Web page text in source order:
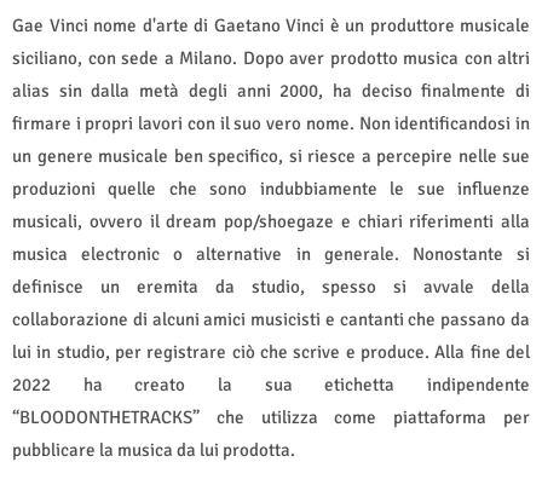
Gae Vinci nome d'arte di Gaetano Vinci è un produttore musicale
siciliano, con sede a Milano. Dopo aver prodotto musica con altri
alias sin dalla metà degli anni 2000, ha deciso finalmente di
firmare i propri lavori con il suo vero nome. Non identificandosi in
un genere musicale ben specifico, si riesce a percepire nelle sue
produzioni quelle che sono indubbiamente le sue influenze
musicali, ovvero il dream pop/shoegaze e chiari riferimenti alla
musica electronic o alternative in generale. Nonostante si
definisce un eremita da studio, spesso si avvale della
collaborazione di alcuni amici musicisti e cantanti che passano da
lui in studio, per registrare ciò che scrive e produce. Alla fine del
2022 ha creato la sua etichetta indipendente
“BLOODONTHETRACKS” che utilizza come piattaforma per
pubblicare la musica da lui prodotta.